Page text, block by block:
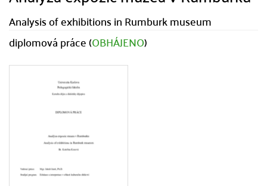
Analysis of exhibitions in Rumburk museum
diplomová práce (OBHÁJENO)